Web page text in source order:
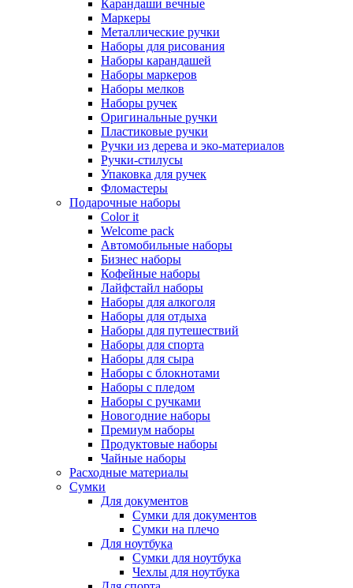
Карандаши вечные
Маркеры
Металлические ручки
Наборы для рисования
Наборы карандашей
Наборы маркеров
Наборы мелков
Наборы ручек
Оригинальные ручки
Пластиковые ручки
Ручки из дерева и эко-материалов
Ручки-стилусы
Упаковка для ручек
Фломастеры
Подарочные наборы
Color it
Welcome pack
Автомобильные наборы
Бизнес наборы
Кофейные наборы
Лайфстайл наборы
Наборы для алкоголя
Наборы для отдыха
Наборы для путешествий
Наборы для спорта
Наборы для сыра
Наборы с блокнотами
Наборы с пледом
Наборы с ручками
Новогодние наборы
Премиум наборы
Продуктовые наборы
Чайные наборы
Расходные материалы
Сумки
Для документов
Сумки для документов
Сумки на плечо
Для ноутбука
Сумки для ноутбука
Чехлы для ноутбука